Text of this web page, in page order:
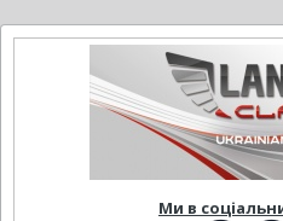
Ми в